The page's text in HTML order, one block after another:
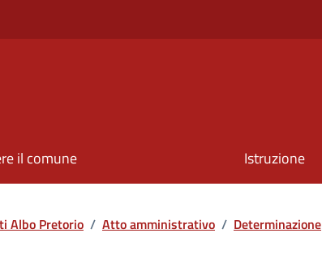
il comune Istruzione
Albo Pretorio / Atto amministrativo / Determinazione